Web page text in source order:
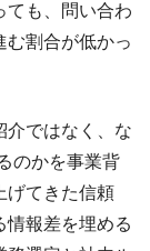
ても、問い合わ
む割合が低かっ
介ではなく、な
のかを事業背
げてきた信頼
情報差を埋める